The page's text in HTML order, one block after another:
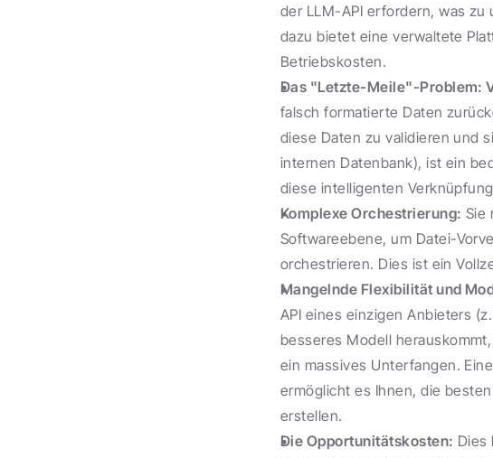
der LLM-API erfordern, was
dazu bietet eine verwaltete
Betriebskosten.
Das "Letzte-Meile"-Problem:
falsch formatierte Daten
diese Daten zu validieren und
internen Datenbank), ist ein
diese intelligenten
Komplexe Orchestrierung: Sie
Softwareebene, um Datei-
orchestrieren. Dies ist ein
Mangelnde Flexibilität und
API eines einzigen Anbieters
besseres Modell
ein massives Unterfangen.
ermöglicht es Ihnen, die
erstellen.
Die Opportunitätskosten: Dies